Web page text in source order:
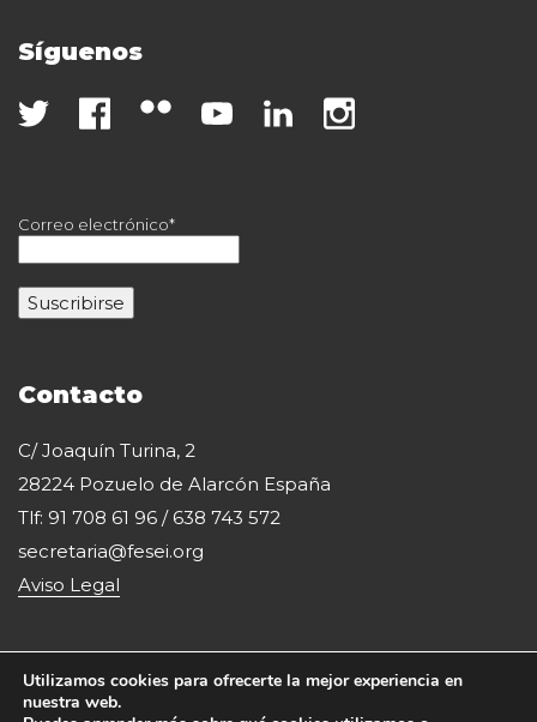
Síguenos
Correo electrónico*
Contacto
C/ Joaquín Turina, 2
28224 Pozuelo de Alarcón España
Tlf: 91 708 61 96 / 638 743 572
secretaria@fesei.org
Aviso Legal
Utilizamos cookies para ofrecerte la mejor experiencia en
nuestra web.